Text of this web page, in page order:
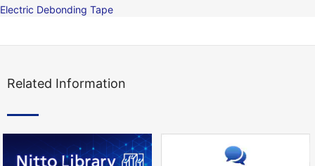
Electric Debonding Tape
Related Information